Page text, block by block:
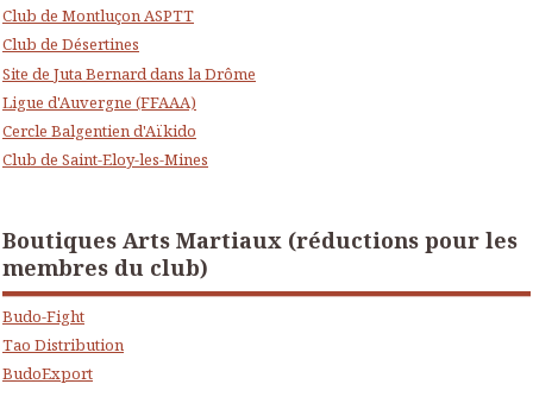
Club de Montluçon ASPTT
Club de Désertines
Site de Juta Bernard dans la Drôme
Ligue d'Auvergne (FFAAA)
Cercle Balgentien d'Aïkido
Club de Saint-Eloy-les-Mines
Boutiques Arts Martiaux (réductions pour les
membres du club)
Budo-Fight
Tao Distribution
BudoExport